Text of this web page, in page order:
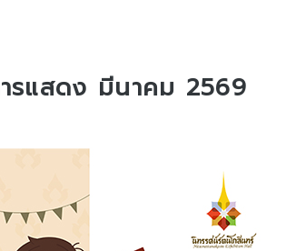
รแสดง มีนาคม 2569